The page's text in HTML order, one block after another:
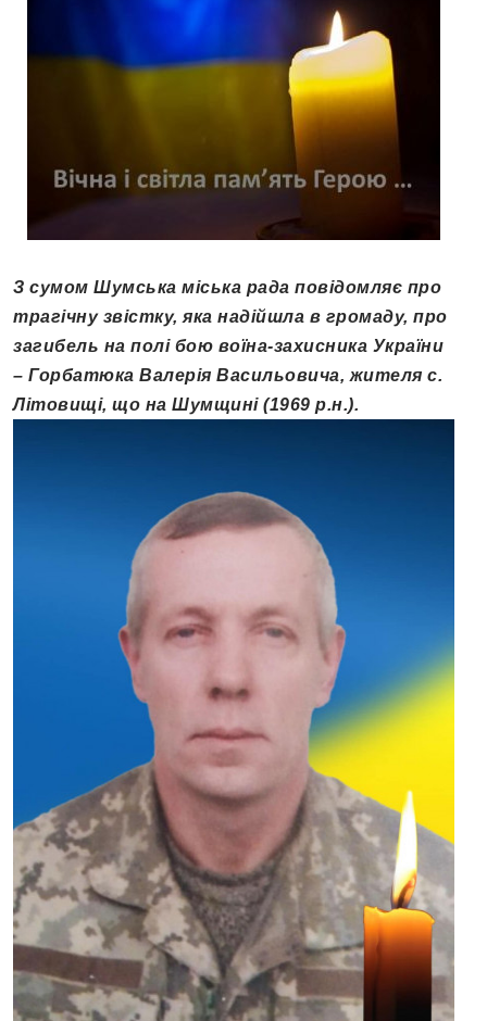
З сумом Шумська міська рада повідомляє про
трагічну звістку, яка надійшла в громаду, про
загибель на полі бою воїна-захисника України
– Горбатюка Валерія Васильовича, жителя с.
Літовищі, що на Шумщині (1969 р.н.).